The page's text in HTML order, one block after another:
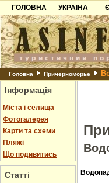
ГОЛОВНА
УКРАЇНА
Карпати
Азов
Шацьк
Головна Причерноморье
Інформація
Міста і селища
Фотогалерея
Карти та схеми
Пляжі
Що подивитись
Статті